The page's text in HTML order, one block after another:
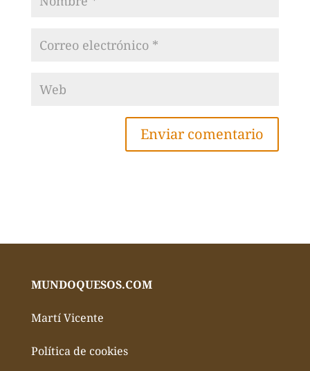
MUNDOQUESOS.COM
Martí Vicente
Política de cookies